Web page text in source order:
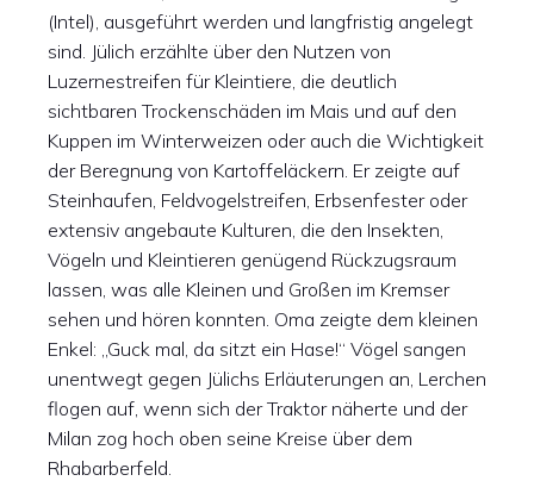
(Intel), ausgeführt werden und langfristig angelegt
sind. Jülich erzählte über den Nutzen von
Luzernestreifen für Kleintiere, die deutlich
sichtbaren Trockenschäden im Mais und auf den
Kuppen im Winterweizen oder auch die Wichtigkeit
der Beregnung von Kartoffeläckern. Er zeigte auf
Steinhaufen, Feldvogelstreifen, Erbsenfester oder
extensiv angebaute Kulturen, die den Insekten,
Vögeln und Kleintieren genügend Rückzugsraum
lassen, was alle Kleinen und Großen im Kremser
sehen und hören konnten. Oma zeigte dem kleinen
Enkel: „Guck mal, da sitzt ein Hase!“ Vögel sangen
unentwegt gegen Jülichs Erläuterungen an, Lerchen
flogen auf, wenn sich der Traktor näherte und der
Milan zog hoch oben seine Kreise über dem
Rhabarberfeld.